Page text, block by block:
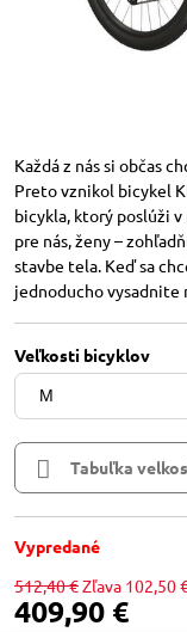
Každá z nás si občas
Preto vznikol bicykel
bicykla, ktorý poslúži
pre nás, ženy –
stavbe tela. Keď sa
jednoducho vysadnite
Veľkosti bicyklov
Tabuľka
Vypredané
512,40 €Zľava 102,50
409,90 €